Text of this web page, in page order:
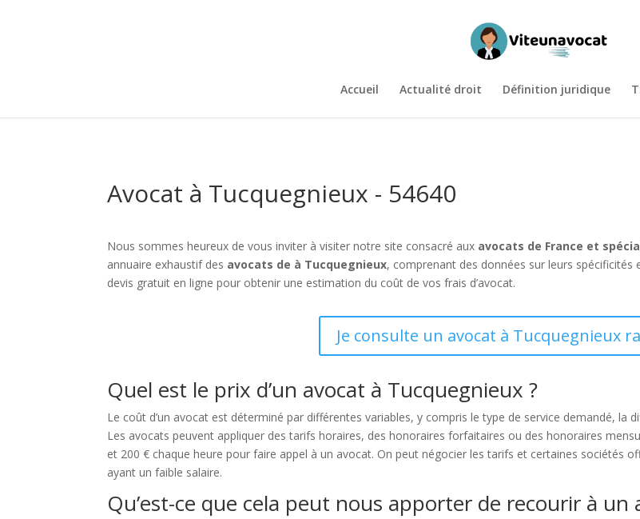
Accueil Actualité droit Définition juridique
Avocat à Tucquegnieux - 54640
Nous sommes heureux de vous inviter à visiter notre site consacré aux avocats de France et
annuaire exhaustif des avocats de à Tucquegnieux, comprenant des données sur leurs
devis gratuit en ligne pour obtenir une estimation du coût de vos frais d’avocat.
Je consulte un avocat à Tucquegnieux
Quel est le prix d’un avocat à Tucquegnieux ?
Le coût d’un avocat est déterminé par différentes variables, y compris le type de service demandé,
Les avocats peuvent appliquer des tarifs horaires, des honoraires forfaitaires ou des honoraires
et 200 € chaque heure pour faire appel à un avocat. On peut négocier les tarifs et certaines sociétés
ayant un faible salaire.
Qu’est-ce que cela peut nous apporter de recourir à un